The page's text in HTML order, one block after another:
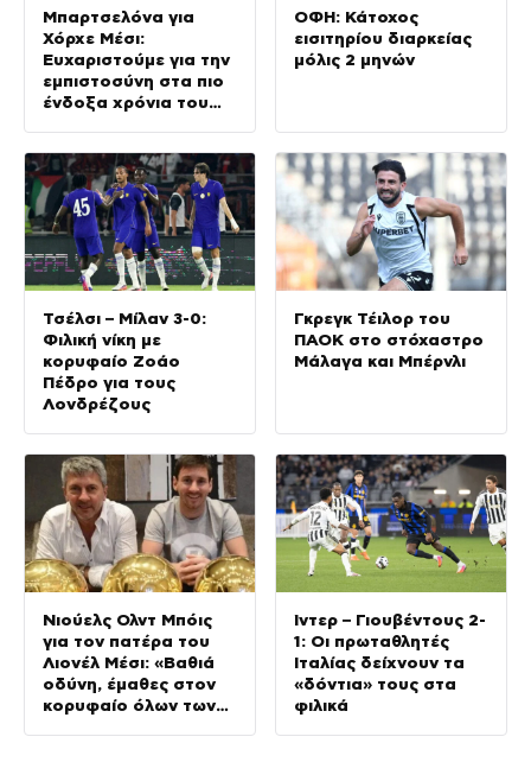
Μπαρτσελόνα για
Χόρχε Μέσι:
Ευχαριστούμε για την
εμπιστοσύνη στα πιο
ένδοξα χρόνια του
ΟΦΗ: Κάτοχος
εισιτηρίου διαρκείας
μόλις 2 μηνών
Τσέλσι – Μίλαν 3-0:
Φιλική νίκη με
κορυφαίο Ζοάο
Πέδρο για τους
Λονδρέζους
Γκρεγκ Τέιλορ του
ΠΑΟΚ στο στόχαστρο
Μάλαγα και Μπέρνλι
Νιούελς Ολντ Μπόις
για τον πατέρα του
Λιονέλ Μέσι: «Βαθιά
οδύνη, έμαθες στον
κορυφαίο όλων των
Ίντερ – Γιουβέντους 2-
1: Οι πρωταθλητές
Ιταλίας δείχνουν τα
«δόντια» τους στα
φιλικά